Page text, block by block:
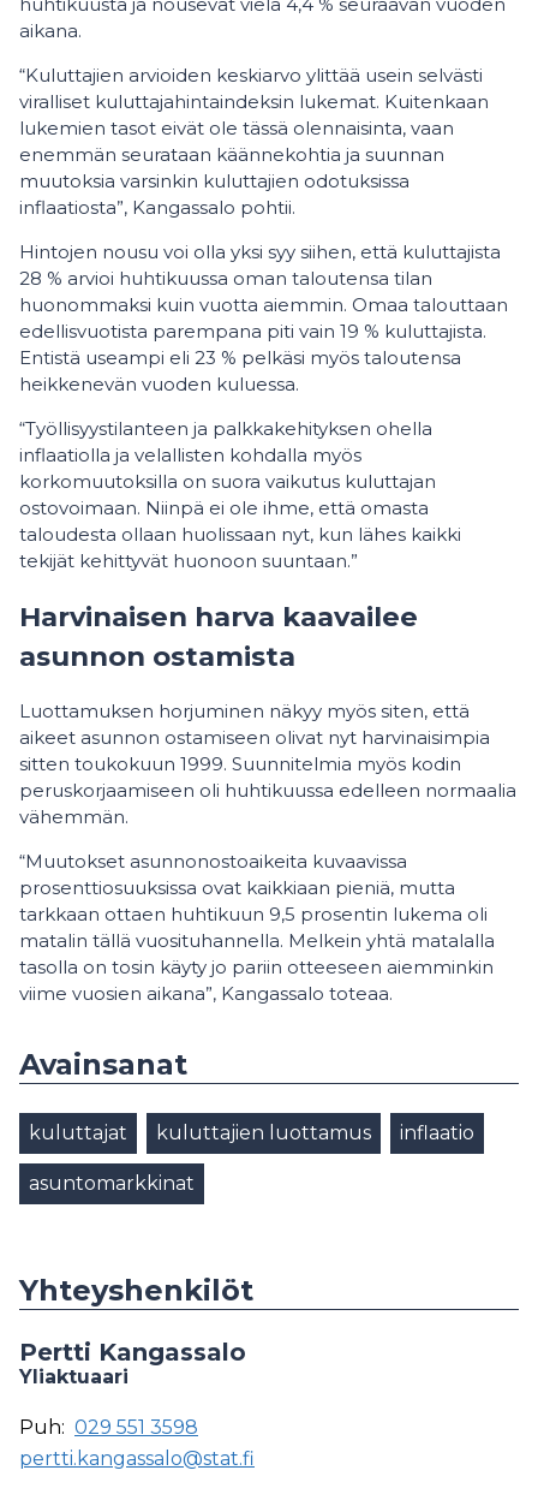
aikana.
“Kuluttajien arvioiden keskiarvo ylittää usein selvästi
viralliset kuluttajahintaindeksin lukemat. Kuitenkaan
lukemien tasot eivät ole tässä olennaisinta, vaan
enemmän seurataan käännekohtia ja suunnan
muutoksia varsinkin kuluttajien odotuksissa
inflaatiosta”, Kangassalo pohtii.
Hintojen nousu voi olla yksi syy siihen, että kuluttajista
28 % arvioi huhtikuussa oman taloutensa tilan
huonommaksi kuin vuotta aiemmin. Omaa talouttaan
edellisvuotista parempana piti vain 19 % kuluttajista.
Entistä useampi eli 23 % pelkäsi myös taloutensa
heikkenevän vuoden kuluessa.
“Työllisyystilanteen ja palkkakehityksen ohella
inflaatiolla ja velallisten kohdalla myös
korkomuutoksilla on suora vaikutus kuluttajan
ostovoimaan. Niinpä ei ole ihme, että omasta
taloudesta ollaan huolissaan nyt, kun lähes kaikki
tekijät kehittyvät huonoon suuntaan.”
Harvinaisen harva kaavailee
asunnon ostamista
Luottamuksen horjuminen näkyy myös siten, että
aikeet asunnon ostamiseen olivat nyt harvinaisimpia
sitten toukokuun 1999. Suunnitelmia myös kodin
peruskorjaamiseen oli huhtikuussa edelleen normaalia
vähemmän.
“Muutokset asunnonostoaikeita kuvaavissa
prosenttiosuuksissa ovat kaikkiaan pieniä, mutta
tarkkaan ottaen huhtikuun 9,5 prosentin lukema oli
matalin tällä vuosituhannella. Melkein yhtä matalalla
tasolla on tosin käyty jo pariin otteeseen aiemminkin
viime vuosien aikana”, Kangassalo toteaa.
Avainsanat
kuluttajat kuluttajien luottamus inflaatio
asuntomarkkinat
Yhteyshenkilöt
Pertti Kangassalo
Yliaktuaari
Puh: 029 551 3598
pertti.kangassalo@stat.fi